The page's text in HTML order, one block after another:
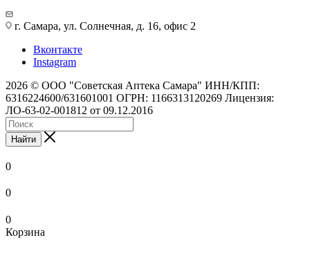
г. Самара, ул. Солнечная, д. 16, офис 2
Вконтакте
Instagram
2026 © ООО "Советская Аптека Самара" ИНН/КПП:
6316224600/631601001 ОГРН: 1166313120269 Лицензия:
ЛО-63-02-001812 от 09.12.2016
Найти
0
0
0
Корзина